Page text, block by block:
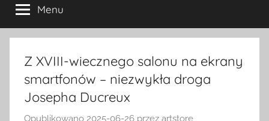
Menu
Z XVIII-wiecznego salonu na ekrany
smartfonów – niezwykła droga
Josepha Ducreux
Opublikowano 2025-06-26 przez artstore